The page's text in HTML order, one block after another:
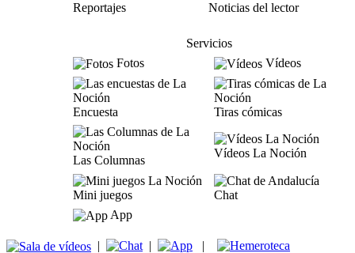
Reportajes
Noticias del lector
Servicios
Fotos
Vídeos
Encuesta Tiras cómicas
Las Columnas
Vídeos La Noción
Mini juegos
Chat
App
| | |